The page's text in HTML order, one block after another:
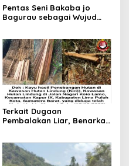
Pentas Seni Bakaba jo
Bagurau sebagai Wujud
Terkait Dugaan
Pembalakan Liar, Benarkah